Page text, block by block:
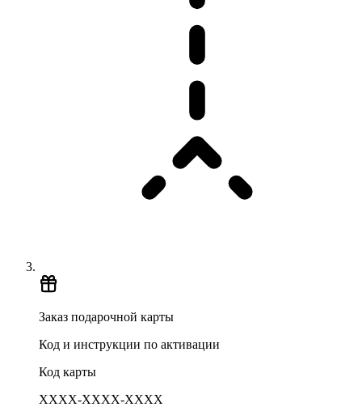
Заказ подарочной карты
Код и инструкции по активации
Код карты
XXXX-XXXX-XXXX